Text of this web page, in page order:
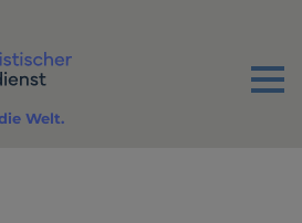
Menu
Welt.